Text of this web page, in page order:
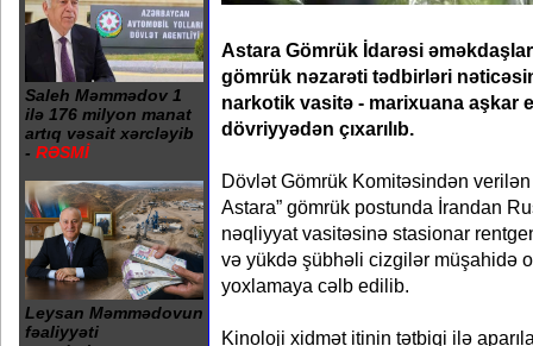
Saleh Məmmədov 1
ilə 176 milyon manat
artıq vəsait xərcləyib
- RƏSMİ
Leysan Məmmədovun
fəaliyyəti
Astara Gömrük İdarəsi
gömrük nəzarəti tədbirləri
narkotik vasitə - marixuana aşkar
dövriyyədən çıxarılıb.
Dövlət Gömrük Komitəsindən
Astara” gömrük postunda İrandan
nəqliyyat vasitəsinə stasionar
və yükdə şübhəli cizgilər müşahidə
yoxlamaya cəlb edilib.
Kinoloji xidmət itinin tətbiqi ilə